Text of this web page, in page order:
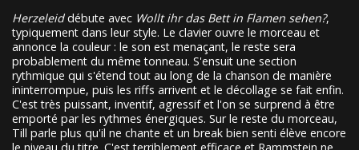
Herzeleiddébute avec Wollt ihr das Bett in Flamen sehen?,
typiquement dans leur style. Le clavier ouvre le morceau et
annonce la couleur : le son est menaçant, le reste sera
probablement du même tonneau. S'ensuit une section
rythmique qui s'étend tout au long de la chanson de manière
ininterrompue, puis les riffs arrivent et le décollage se fait enfin.
C'est très puissant, inventif, agressif et l'on se surprend à être
emporté par les rythmes énergiques. Sur le reste du morceau,
Till parle plus qu'il ne chante et un break bien senti élève encore
le niveau du titre. C'est terriblement efficace et Rammstein ne